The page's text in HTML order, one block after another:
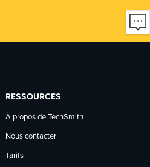
RESSOURCES
À propos de TechSmith
Nous contacter
Tarifs